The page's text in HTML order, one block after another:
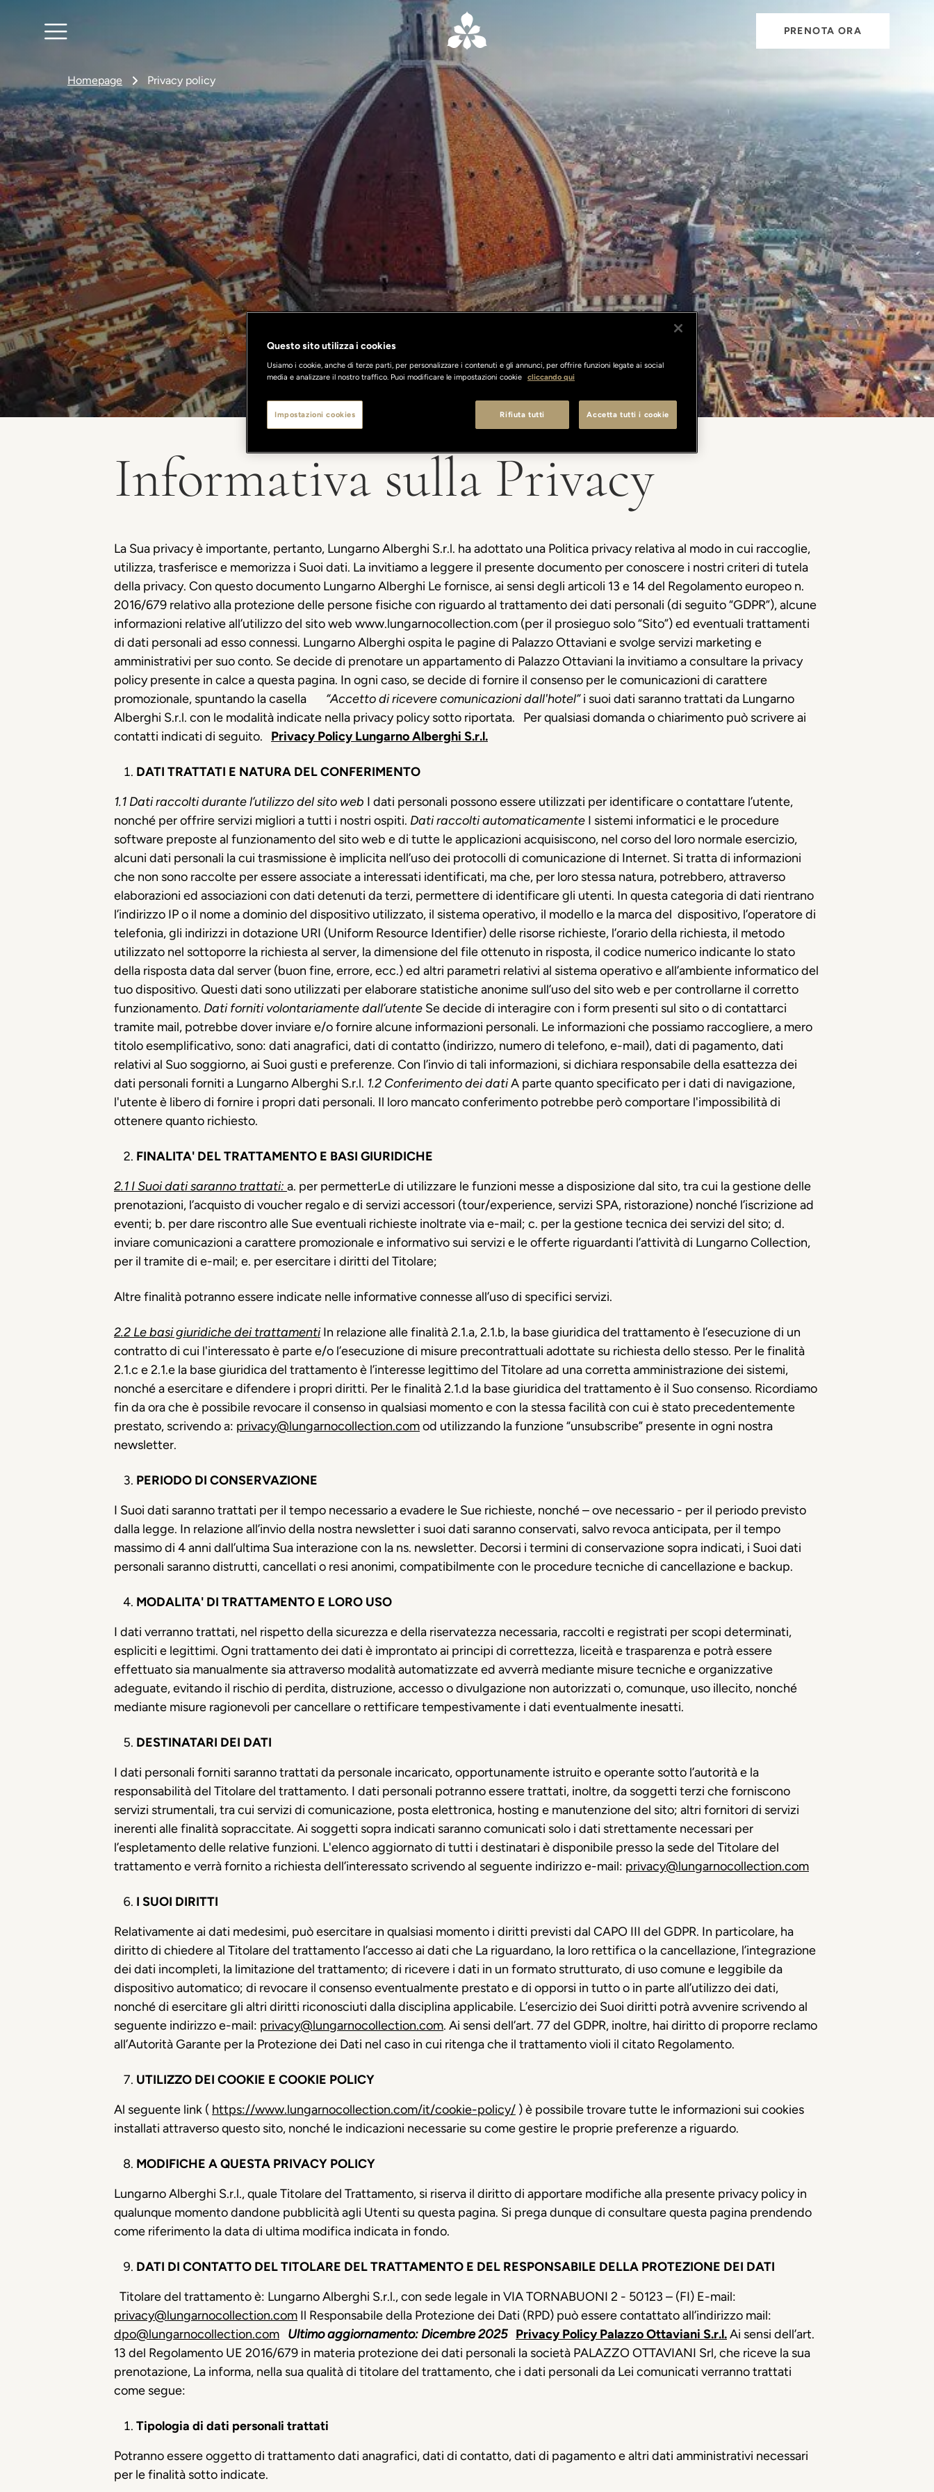
PRENOTA ORA
Homepage Privacy policy
Informativa sulla Privacy
La Sua privacy è importante, pertanto, Lungarno Alberghi S.r.l. ha adottato una Politica privacy relativa al modo in cui raccoglie,
utilizza, trasferisce e memorizza i Suoi dati. La invitiamo a leggere il presente documento per conoscere i nostri criteri di tutela
della privacy. Con questo documento Lungarno Alberghi Le fornisce, ai sensi degli articoli 13 e 14 del Regolamento europeo n.
2016/679 relativo alla protezione delle persone fisiche con riguardo al trattamento dei dati personali (di seguito “GDPR”), alcune
informazioni relative all’utilizzo del sito web www.lungarnocollection.com (per il prosieguo solo “Sito”) ed eventuali trattamenti
di dati personali ad esso connessi. Lungarno Alberghi ospita le pagine di Palazzo Ottaviani e svolge servizi marketing e
amministrativi per suo conto. Se decide di prenotare un appartamento di Palazzo Ottaviani la invitiamo a consultare la privacy
policy presente in calce a questa pagina. In ogni caso, se decide di fornire il consenso per le comunicazioni di carattere
promozionale, spuntando la casella
“Accetto di ricevere comunicazioni dall'hotel”i suoi dati saranno trattati da Lungarno
Alberghi S.r.l. con le modalità indicate nella privacy policy sotto riportata. Per qualsiasi domanda o chiarimento può scrivere ai
contatti indicati di seguito. Privacy Policy Lungarno Alberghi S.r.l.
DATI TRATTATI E NATURA DEL CONFERIMENTO
1.1 Dati raccolti durante l’utilizzo del sito web I dati personali possono essere utilizzati per identificare o contattare l’utente,
nonché per offrire servizi migliori a tutti i nostri ospiti. Dati raccolti automaticamente I sistemi informatici e le procedure
software preposte al funzionamento del sito web e di tutte le applicazioni acquisiscono, nel corso del loro normale esercizio,
alcuni dati personali la cui trasmissione è implicita nell’uso dei protocolli di comunicazione di Internet. Si tratta di informazioni
che non sono raccolte per essere associate a interessati identificati, ma che, per loro stessa natura, potrebbero, attraverso
elaborazioni ed associazioni con dati detenuti da terzi, permettere di identificare gli utenti. In questa categoria di dati rientrano
l’indirizzo IP o il nome a dominio del dispositivo utilizzato, il sistema operativo, il modello e la marca del dispositivo, l’operatore di
telefonia, gli indirizzi in dotazione URI (Uniform Resource Identifier) delle risorse richieste, l’orario della richiesta, il metodo
utilizzato nel sottoporre la richiesta al server, la dimensione del file ottenuto in risposta, il codice numerico indicante lo stato
della risposta data dal server (buon fine, errore, ecc.) ed altri parametri relativi al sistema operativo e all’ambiente informatico del
tuo dispositivo. Questi dati sono utilizzati per elaborare statistiche anonime sull’uso del sito web e per controllarne il corretto
funzionamento. Dati forniti volontariamente dall’utente Se decide di interagire con i form presenti sul sito o di contattarci
tramite mail, potrebbe dover inviare e/o fornire alcune informazioni personali. Le informazioni che possiamo raccogliere, a mero
titolo esemplificativo, sono: dati anagrafici, dati di contatto (indirizzo, numero di telefono, e-mail), dati di pagamento, dati
relativi al Suo soggiorno, ai Suoi gusti e preferenze. Con l’invio di tali informazioni, si dichiara responsabile della esattezza dei
dati personali forniti a Lungarno Alberghi S.r.l. 1.2 Conferimento dei datiA parte quanto specificato per i dati di navigazione,
l'utente è libero di fornire i propri dati personali. Il loro mancato conferimento potrebbe però comportare l'impossibilità di
ottenere quanto richiesto.
FINALITA' DEL TRATTAMENTO E BASI GIURIDICHE
2.1 I Suoi dati saranno trattati: a. per permetterLe di utilizzare le funzioni messe a disposizione dal sito, tra cui la gestione delle
prenotazioni, l’acquisto di voucher regalo e di servizi accessori (tour/experience, servizi SPA, ristorazione) nonché l’iscrizione ad
eventi; b. per dare riscontro alle Sue eventuali richieste inoltrate via e-mail; c. per la gestione tecnica dei servizi del sito; d.
inviare comunicazioni a carattere promozionale e informativo sui servizi e le offerte riguardanti l’attività di Lungarno Collection,
per il tramite di e-mail; e. per esercitare i diritti del Titolare;
Altre finalità potranno essere indicate nelle informative connesse all’uso di specifici servizi.
2.2 Le basi giuridiche dei trattamentiIn relazione alle finalità 2.1.a, 2.1.b, la base giuridica del trattamento è l’esecuzione di un
contratto di cui l'interessato è parte e/o l’esecuzione di misure precontrattuali adottate su richiesta dello stesso. Per le finalità
2.1.c e 2.1.e la base giuridica del trattamento è l’interesse legittimo del Titolare ad una corretta amministrazione dei sistemi,
nonché a esercitare e difendere i propri diritti. Per le finalità 2.1.d la base giuridica del trattamento è il Suo consenso. Ricordiamo
fin da ora che è possibile revocare il consenso in qualsiasi momento e con la stessa facilità con cui è stato precedentemente
prestato, scrivendo a: privacy@lungarnocollection.comod utilizzando la funzione “unsubscribe” presente in ogni nostra
newsletter.
PERIODO DI CONSERVAZIONE
I Suoi dati saranno trattati per il tempo necessario a evadere le Sue richieste, nonché – ove necessario - per il periodo previsto
dalla legge. In relazione all’invio della nostra newsletter i suoi dati saranno conservati, salvo revoca anticipata, per il tempo
massimo di 4 anni dall’ultima Sua interazione con la ns. newsletter. Decorsi i termini di conservazione sopra indicati, i Suoi dati
personali saranno distrutti, cancellati o resi anonimi, compatibilmente con le procedure tecniche di cancellazione e backup.
MODALITA' DI TRATTAMENTO E LORO USO
I dati verranno trattati, nel rispetto della sicurezza e della riservatezza necessaria, raccolti e registrati per scopi determinati,
espliciti e legittimi. Ogni trattamento dei dati è improntato ai principi di correttezza, liceità e trasparenza e potrà essere
effettuato sia manualmente sia attraverso modalità automatizzate ed avverrà mediante misure tecniche e organizzative
adeguate, evitando il rischio di perdita, distruzione, accesso o divulgazione non autorizzati o, comunque, uso illecito, nonché
mediante misure ragionevoli per cancellare o rettificare tempestivamente i dati eventualmente inesatti.
DESTINATARI DEI DATI
I dati personali forniti saranno trattati da personale incaricato, opportunamente istruito e operante sotto l’autorità e la
responsabilità del Titolare del trattamento. I dati personali potranno essere trattati, inoltre, da soggetti terzi che forniscono
servizi strumentali, tra cui servizi di comunicazione, posta elettronica, hosting e manutenzione del sito; altri fornitori di servizi
inerenti alle finalità sopraccitate. Ai soggetti sopra indicati saranno comunicati solo i dati strettamente necessari per
l’espletamento delle relative funzioni. L'elenco aggiornato di tutti i destinatari è disponibile presso la sede del Titolare del
trattamento e verrà fornito a richiesta dell’interessato scrivendo al seguente indirizzo e-mail: privacy@lungarnocollection.com
I SUOI DIRITTI
Relativamente ai dati medesimi, può esercitare in qualsiasi momento i diritti previsti dal CAPO III del GDPR. In particolare, ha
diritto di chiedere al Titolare del trattamento l’accesso ai dati che La riguardano, la loro rettifica o la cancellazione, l’integrazione
dei dati incompleti, la limitazione del trattamento; di ricevere i dati in un formato strutturato, di uso comune e leggibile da
dispositivo automatico; di revocare il consenso eventualmente prestato e di opporsi in tutto o in parte all’utilizzo dei dati,
nonché di esercitare gli altri diritti riconosciuti dalla disciplina applicabile. L’esercizio dei Suoi diritti potrà avvenire scrivendo al
seguente indirizzo e-mail: privacy@lungarnocollection.com. Ai sensi dell’art. 77 del GDPR, inoltre, hai diritto di proporre reclamo
all’Autorità Garante per la Protezione dei Dati nel caso in cui ritenga che il trattamento violi il citato Regolamento.
UTILIZZO DEI COOKIE E COOKIE POLICY
Al seguente link ( https://www.lungarnocollection.com/it/cookie-policy/ ) è possibile trovare tutte le informazioni sui cookies
installati attraverso questo sito, nonché le indicazioni necessarie su come gestire le proprie preferenze a riguardo.
MODIFICHE A QUESTA PRIVACY POLICY
Lungarno Alberghi S.r.l., quale Titolare del Trattamento, si riserva il diritto di apportare modifiche alla presente privacy policy in
qualunque momento dandone pubblicità agli Utenti su questa pagina. Si prega dunque di consultare questa pagina prendendo
come riferimento la data di ultima modifica indicata in fondo.
DATI DI CONTATTO DEL TITOLARE DEL TRATTAMENTO E DEL RESPONSABILE DELLA PROTEZIONE DEI DATI
Titolare del trattamento è: Lungarno Alberghi S.r.l., con sede legale in VIA TORNABUONI 2 - 50123 – (FI) E-mail:
privacy@lungarnocollection.com Il Responsabile della Protezione dei Dati (RPD) può essere contattato all’indirizzo mail:
dpo@lungarnocollection.com Ultimo aggiornamento: Dicembre 2025 Privacy Policy Palazzo Ottaviani S.r.l.Ai sensi dell’art.
13 del Regolamento UE 2016/679 in materia protezione dei dati personali la società PALAZZO OTTAVIANI Srl, che riceve la sua
prenotazione, La informa, nella sua qualità di titolare del trattamento, che i dati personali da Lei comunicati verranno trattati
come segue:
Tipologia di dati personali trattati
Potranno essere oggetto di trattamento dati anagrafici, dati di contatto, dati di pagamento e altri dati amministrativi necessari
per le finalità sotto indicate.
Questo sito utilizza i cookies
Usiamo i cookie, anche di terze parti, per personalizzare i contenuti e gli annunci, per offrire funzioni legate ai social
media e analizzare il nostro traffico. Puoi modificare le impostazioni cookie cliccando qui
Rifiuta tutti Accetta tutti i cookie
Impostazioni cookies